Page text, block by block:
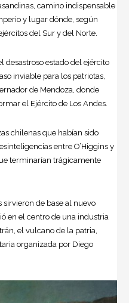
camino indispensable
y lugar dónde, según
del Sur y del Norte.
desastroso estado del ejército
inviable para los patriotas,
de Mendoza, donde
el Ejército de Los Andes.
chilenas que habían sido
entre O’Higgins y
terminarían trágicamente
de base al nuevo
en el centro de una industria
el vulcano de la patria,
organizada por Diego